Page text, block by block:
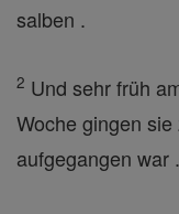
salben .
2 Und sehr früh
Woche gingen
aufgegangen war .